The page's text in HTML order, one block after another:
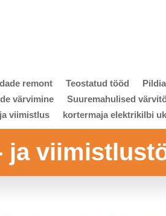
remont Teostatud tööd
värvimine
Suuremahulised
viimistlus
kortermaja elektrikilbi
ja